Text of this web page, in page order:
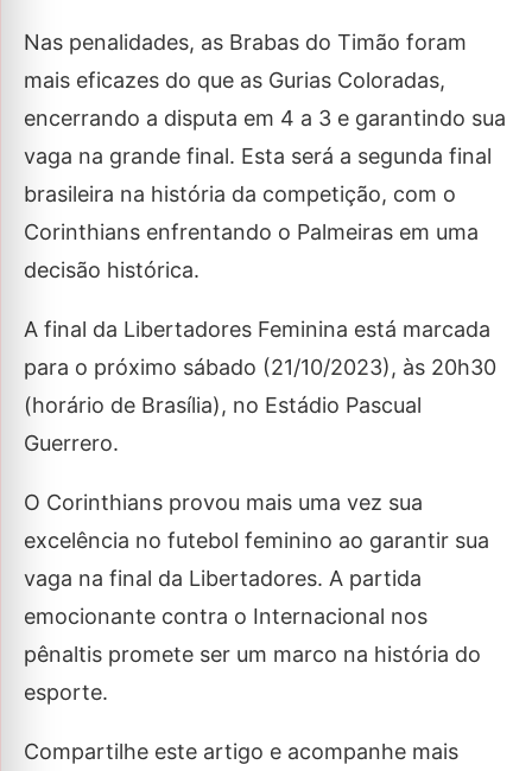
Nas penalidades, as Brabas do Timão foram
mais eficazes do que as Gurias Coloradas,
encerrando a disputa em 4 a 3 e garantindo sua
vaga na grande final. Esta será a segunda final
brasileira na história da competição, com o
Corinthians enfrentando o Palmeiras em uma
decisão histórica.
A final da Libertadores Feminina está marcada
para o próximo sábado (21/10/2023), às 20h30
(horário de Brasília), no Estádio Pascual
Guerrero.
O Corinthians provou mais uma vez sua
excelência no futebol feminino ao garantir sua
vaga na final da Libertadores. A partida
emocionante contra o Internacional nos
pênaltis promete ser um marco na história do
esporte.
Compartilhe este artigo e acompanhe mais